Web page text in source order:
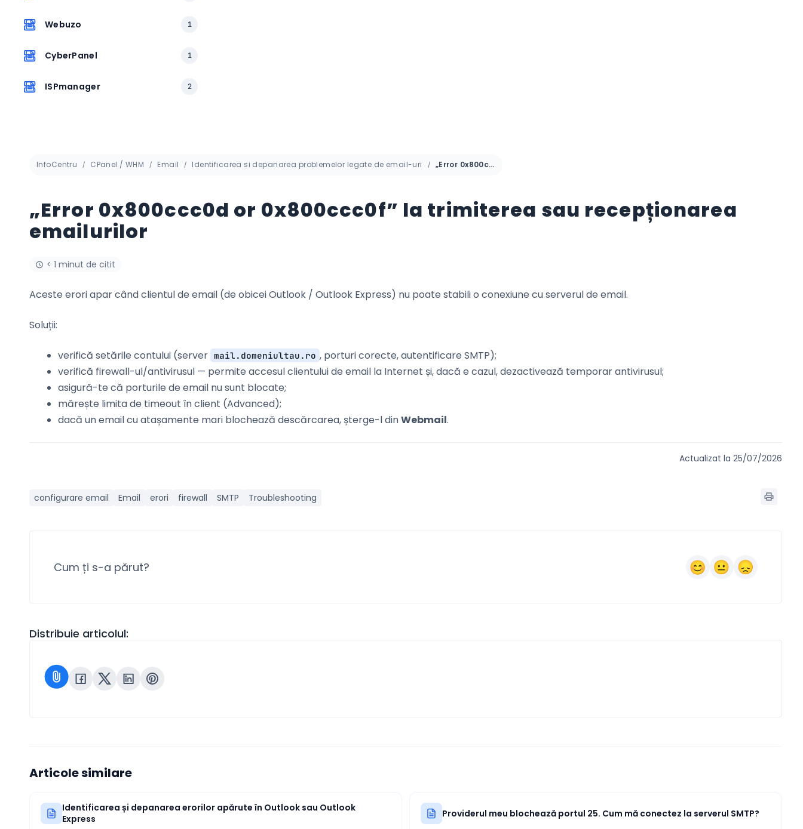
Webuzo 1
CyberPanel 1
ISPmanager 2
InfoCentru CPanel / WHM Email Identificarea si depanarea problemelor legate de email-uri „Error 0x800ccc0d or 0x800ccc0f” la trimiterea sau recepționarea emailurilor
„Error 0x800ccc0d or 0x800ccc0f” la trimiterea sau recepționarea
emailurilor
< 1 minut de citit
Aceste erori apar când clientul de email (de obicei Outlook / Outlook Express) nu poate stabili o conexiune cu serverul de email.
Soluții:
verifică setările contului (server mail.domeniultau.ro , porturi corecte, autentificare SMTP);
verifică firewall-ul/antivirusul — permite accesul clientului de email la Internet și, dacă e cazul, dezactivează temporar antivirusul;
asigură-te că porturile de email nu sunt blocate;
mărește limita de timeout în client (Advanced);
dacă un email cu atașamente mari blochează descărcarea, șterge-l dinWebmail.
Actualizat la 25/07/2026
configurare email Email erori firewall SMTP Troubleshooting
Cum ți s-a părut?
Distribuie articolul:
Articole similare
Identificarea și depanarea erorilor apărute în Outlook sau Outlook
Express
Providerul meu blochează portul 25. Cum mă conectez la serverul SMTP?